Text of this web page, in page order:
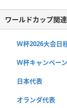
ワールドカップ関
W杯2026大会日
W杯キャンペー
日本代表
オランダ代表